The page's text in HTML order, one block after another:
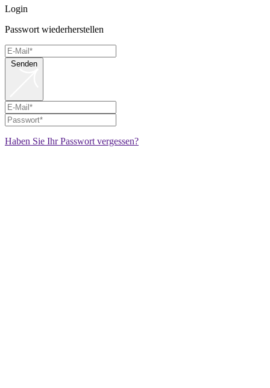
Login
Passwort wiederherstellen
Senden
Haben Sie Ihr Passwort vergessen?